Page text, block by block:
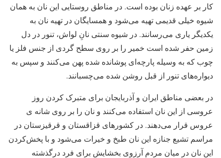
کار بر عهده زنان بوده است. در مناطق روستایی این نان به همان
شیوه خیلی قدیمی تهیه می‌شود و همسایگان در تهیه نان به
یکدیگر یاری می‌رسانند. در شیوه سنتی نانِ لواش، تنور در دل
زمین حفر شده است خمیر را بر روی سطح گردی از جنس فلز یا
چوب که به وسیله پارچه‌ای پوشانده شده پهن می‌کنند و سپس به
دیواره‌های تنور از قبل روشن شده می‌چسبانند.
در بعضی مناطق ایران و آذربایجان برای متبرک کردن روز
عروسی از این نان استفاده می‌کنند و نان را بر روی شانه ی
عروس قرار می‌دهند. در کشورهای قزاقستان و قرقیزستان در
مراسم تشیع جنازه این نان طبخ و خیرات می‌شود و با پخش‌کردن
این نان در میان مردم آرزوی بخشایش برای فرد درگذشته